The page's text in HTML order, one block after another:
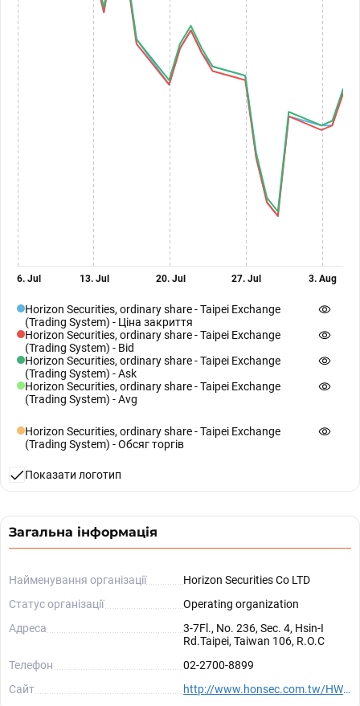
6. Jul 13. Jul 20. Jul 27. Jul 3. Aug
Horizon Securities, ordinary share - Taipei Exchange
(Trading System) - Ціна закриття
Horizon Securities, ordinary share - Taipei Exchange
(Trading System) - Bid
Horizon Securities, ordinary share - Taipei Exchange
(Trading System) - Ask
Horizon Securities, ordinary share - Taipei Exchange
(Trading System) - Avg
Horizon Securities, ordinary share - Taipei Exchange
(Trading System) - Обсяг торгів
Показати логотип
Загальна інформація
Найменування організації
Horizon Securities Co LTD
Статус організації
Operating organization
Адреса
3-7Fl., No. 236, Sec. 4, Hsin-I
Rd.Taipei, Taiwan 106, R.O.C
Телефон
02-2700-8899
Сайт
http://www.honsec.com.tw/HWWeb/Content.Files/English.Files/Mainframe/index.aspx